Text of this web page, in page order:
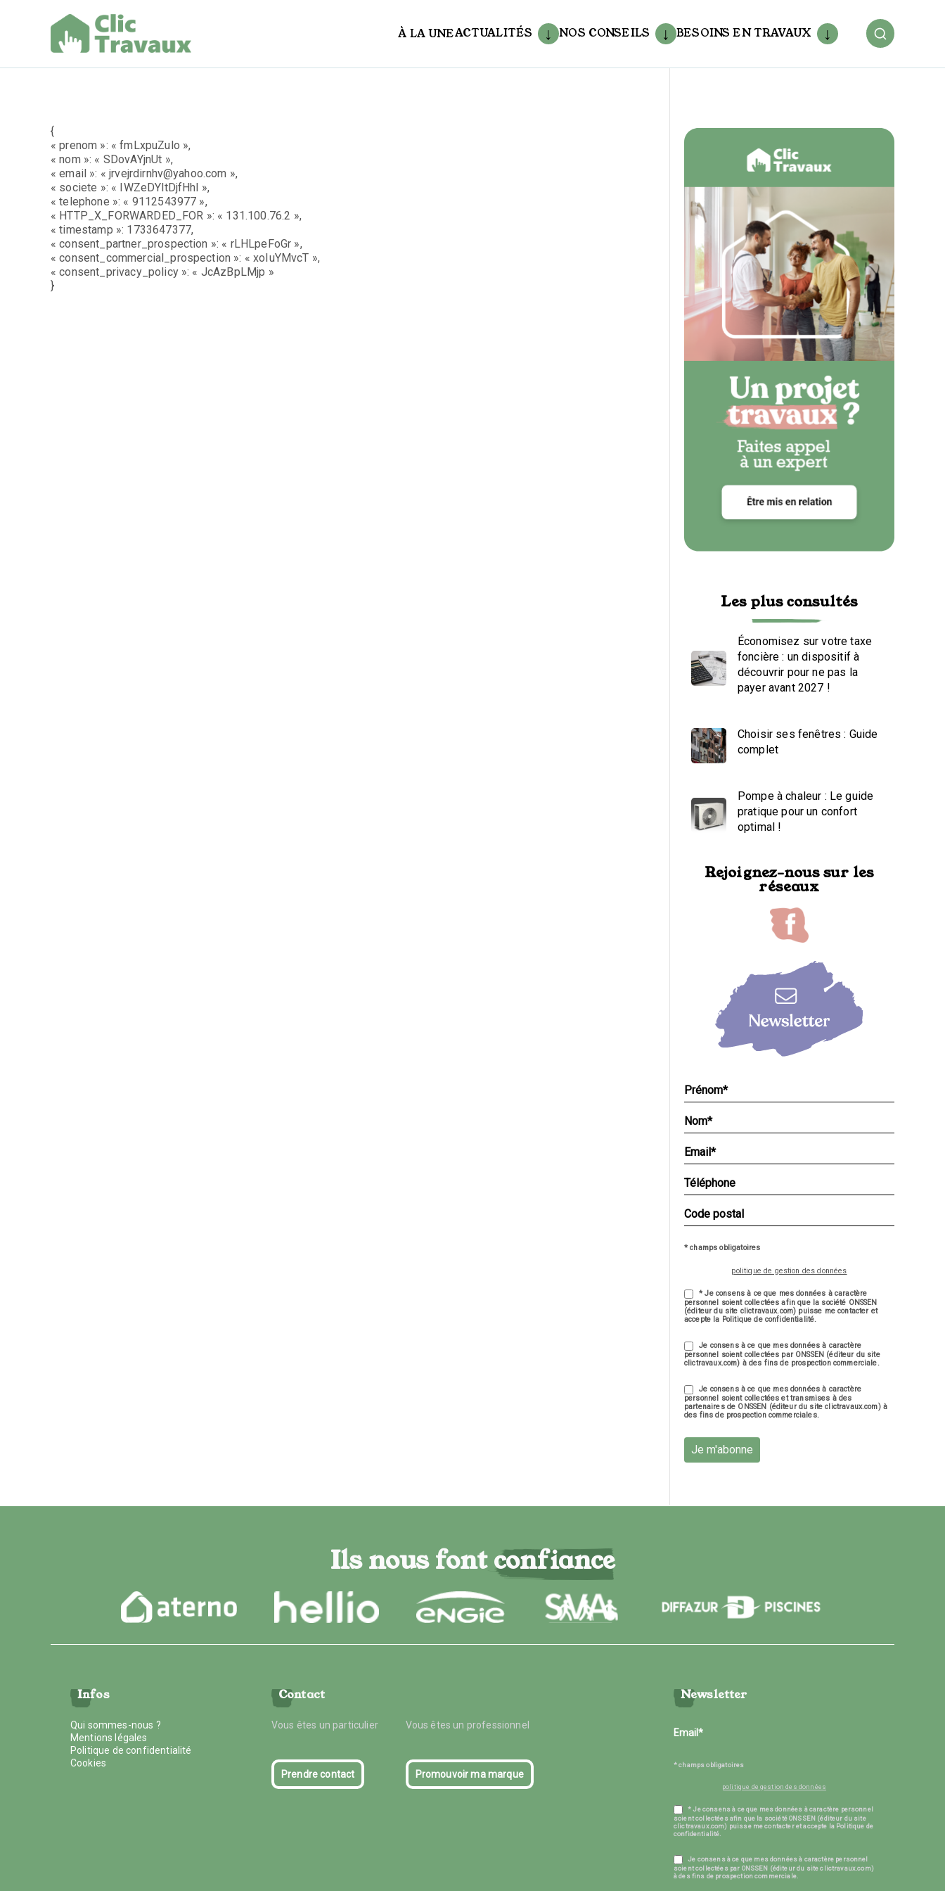
À LA UNEACTUALITÉS NOS CONSEILS BESOINS EN TRAVAUX
{
« prenom »: « fmLxpuZulo »,
« nom »: « SDovAYjnUt »,
« email »: « jrvejrdirnhv@yahoo.com »,
« societe »: « IWZeDYltDjfHhl »,
« telephone »: « 9112543977 »,
« HTTP_X_FORWARDED_FOR »: « 131.100.76.2 »,
« timestamp »: 1733647377,
« consent_partner_prospection »: « rLHLpeFoGr »,
« consent_commercial_prospection »: « xoIuYMvcT »,
« consent_privacy_policy »: « JcAzBpLMjp »
}
Les plus consultés
Économisez sur votre taxe
foncière : un dispositif à
découvrir pour ne pas la
payer avant 2027 !
Choisir ses fenêtres : Guide
complet
Pompe à chaleur : Le guide
pratique pour un confort
optimal !
Rejoignez-nous sur les
réseaux
* champs obligatoires
politique de gestion des données
* Je consens à ce que mes données à caractère
personnel soient collectées afin que la société ONSSEN
(éditeur du site clictravaux.com) puisse me contacter et
accepte la Politique de confidentialité.
Je consens à ce que mes données à caractère
personnel soient collectées par ONSSEN (éditeur du site
clictravaux.com) à des fins de prospection commerciale.
Je consens à ce que mes données à caractère
personnel soient collectées et transmises à des
partenaires de ONSSEN (éditeur du site clictravaux.com) à
des fins de prospection commerciales.
Je m'abonne
Ils nous font confiance
Infos
Qui sommes-nous ?
Mentions légales
Politique de confidentialité
Cookies
Contact
Vous êtes un particulier Vous êtes un professionnel
Prendre contact Promouvoir ma marque
Newsletter
* champs obligatoires
politique de gestion des données
* Je consens à ce que mes données à caractère personnel
soient collectées afin que la société ONSSEN (éditeur du site
clictravaux.com) puisse me contacter et accepte la Politique de
confidentialité.
Je consens à ce que mes données à caractère personnel
soient collectées par ONSSEN (éditeur du site clictravaux.com)
à des fins de prospection commerciale.